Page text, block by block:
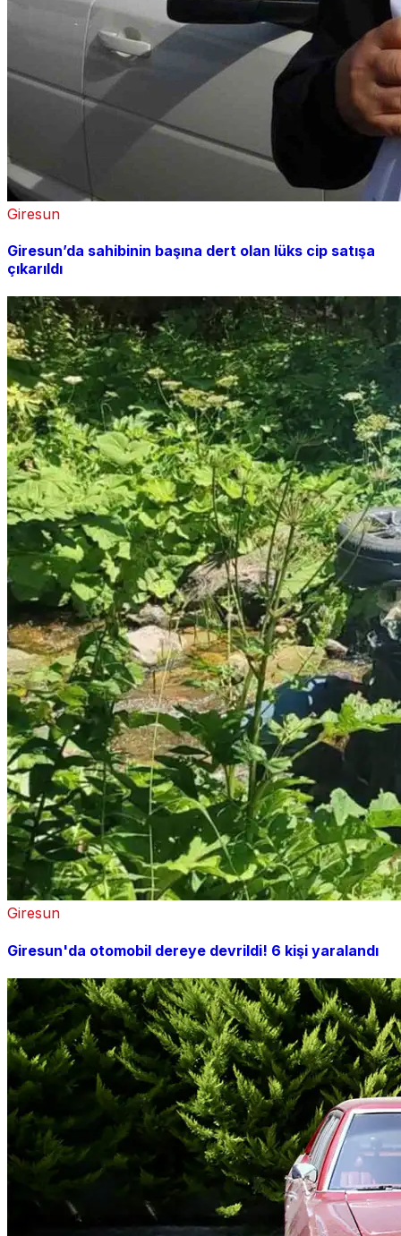
Giresun
Giresun’da sahibinin başına dert olan lüks cip satışa
çıkarıldı
Giresun
Giresun'da otomobil dereye devrildi! 6 kişi yaralandı